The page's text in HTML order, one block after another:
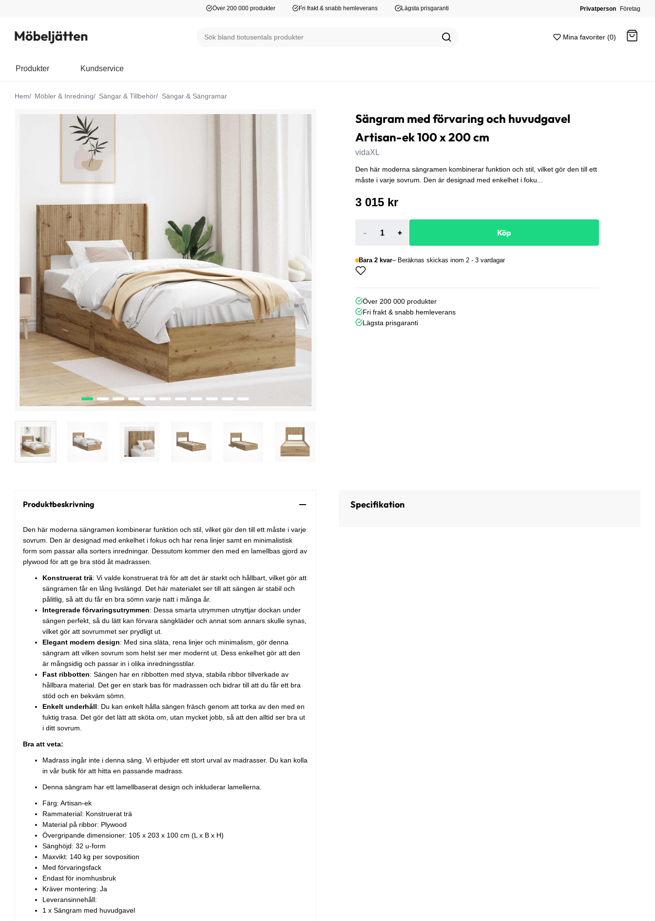
Över 200 000 produkter Fri frakt & snabb hemleverans Lägsta prisgaranti Privatperson Företag
Mina favoriter (0)
Produkter Kundservice
Hem Möbler & Inredning Sängar & Tillbehör Sängar & Sängramar
Sängram med förvaring och huvudgavel
Artisan-ek 100 x 200 cm
vidaXL
Den här moderna sängramen kombinerar funktion och stil, vilket gör den till ett
måste i varje sovrum. Den är designad med enkelhet i foku...
3 015 kr
- + Köp
Bara 2 kvar Beräknas skickas inom 2 - 3 vardagar
Över 200 000 produkter
Fri frakt & snabb hemleverans
Lägsta prisgaranti
Produktbeskrivning
Den här moderna sängramen kombinerar funktion och stil, vilket gör den till ett måste i varje
sovrum. Den är designad med enkelhet i fokus och har rena linjer samt en minimalistisk
form som passar alla sorters inredningar. Dessutom kommer den med en lamellbas gjord av
plywood för att ge bra stöd åt madrassen.
Konstruerat trä: Vi valde konstruerat trä för att det är starkt och hållbart, vilket gör att
sängramen får en lång livslängd. Det här materialet ser till att sängen är stabil och
pålitlig, så att du får en bra sömn varje natt i många år.
Integrerade förvaringsutrymmen: Dessa smarta utrymmen utnyttjar dockan under
sängen perfekt, så du lätt kan förvara sängkläder och annat som annars skulle synas,
vilket gör att sovrummet ser prydligt ut.
Elegant modern design: Med sina släta, rena linjer och minimalism, gör denna
sängram att vilken sovrum som helst ser mer modernt ut. Dess enkelhet gör att den
är mångsidig och passar in i olika inredningsstilar.
Fast ribbotten: Sängen har en ribbotten med styva, stabila ribbor tillverkade av
hållbara material. Det ger en stark bas för madrassen och bidrar till att du får ett bra
stöd och en bekväm sömn.
Enkelt underhåll: Du kan enkelt hålla sängen fräsch genom att torka av den med en
fuktig trasa. Det gör det lätt att sköta om, utan mycket jobb, så att den alltid ser bra ut
i ditt sovrum.
Bra att veta:
Madrass ingår inte i denna säng. Vi erbjuder ett stort urval av madrasser. Du kan kolla
in vår butik för att hitta en passande madrass.
Denna sängram har ett lamellbaserat design och inkluderar lamellerna.
Färg: Artisan-ek
Rammaterial: Konstruerat trä
Material på ribbor: Plywood
Övergripande dimensioner: 105 x 203 x 100 cm (L x B x H)
Sänghöjd: 32 u-form
Maxvikt: 140 kg per sovposition
Med förvaringsfack
Endast för inomhusbruk
Kräver montering: Ja
Leveransinnehåll:
1 x Sängram med huvudgavel
Specifikation